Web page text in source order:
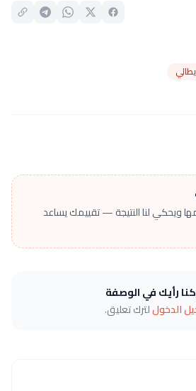
ويحكي لنا النتيجة — تقييمك يساعد
رأيك في الوصفة
الدخوللترك تعليق.